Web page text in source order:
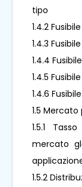
tipo
1.4.2
1.4.3
1.4.4
1.4.5
1.4.6
1.5
1.5.1
mercato
1.5.2